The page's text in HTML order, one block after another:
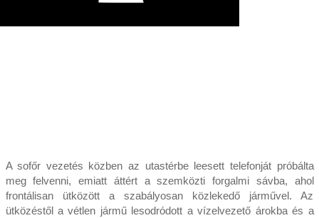
A sofőr vezetés közben az utastérbe leesett telefonját próbálta
meg felvenni, emiatt áttért a szemközti forgalmi sávba, ahol
frontálisan ütközött a szabályosan közlekedő járművel. Az
ütközéstől a vétlen jármű lesodródott a vízelvezető árokba és a